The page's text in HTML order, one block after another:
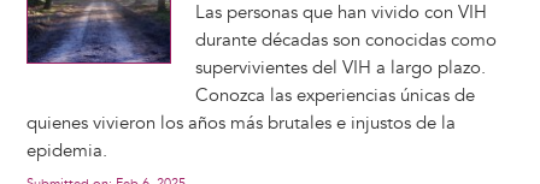
Las personas que han vivido con VIH
durante décadas son conocidas como
supervivientes del VIH a largo plazo.
Conozca las experiencias únicas de
quienes vivieron los años más brutales e injustos de la
epidemia.